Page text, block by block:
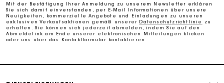
Die Maje-Geschenkkarte: Die beste Möglichkeit, das
perfekte Geschenk zu machen
Mit der Bestätigung Ihrer Anmeldung zu unserem Newsletter erklären
Sie sich damit einverstanden, per E-Mail Informationen über unsere
Neuigkeiten, kommerzielle Angebote und Einladungen zu unseren
exklusiven Verkaufsaktionen gemäß unserer Datenschutzrichtlinie
zu
erhalten. Sie können sich jederzeit abmelden, indem Sie auf den
Abmeldelink am Ende unserer elektronischen Mitteilungen klicken
oder uns über das
Kontaktformular kontaktieren.